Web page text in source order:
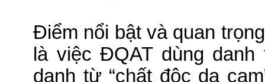
Ðiểm nổi bật và quan
là việc ÐQAT dùng
danh từ “chất độc da